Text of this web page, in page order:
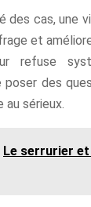
des cas, une
et
refuse
des
au sérieux.
Le serrurier